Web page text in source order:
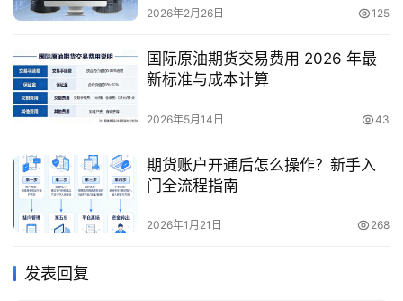
2026年2月26日 125
国际原油期货交易费用 2026 年最
新标准与成本计算
2026年5月14日 43
期货账户开通后怎么操作？新手入
门全流程指南
2026年1月21日 268
发表回复